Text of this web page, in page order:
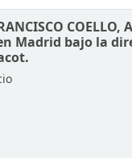
COELLO,
Madrid bajo la